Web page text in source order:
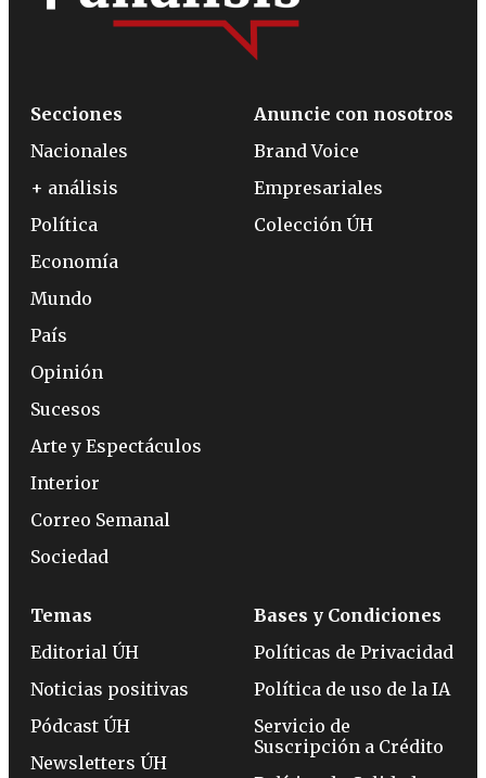
Secciones
Nacionales
+ análisis
Política
Economía
Mundo
País
Opinión
Sucesos
Arte y Espectáculos
Interior
Correo Semanal
Sociedad
Anuncie con nosotros
Brand Voice
Empresariales
Colección ÚH
Temas
Editorial ÚH
Noticias positivas
Pódcast ÚH
Newsletters ÚH
Bases y Condiciones
Políticas de Privacidad
Política de uso de la IA
Servicio de
Suscripción a Crédito